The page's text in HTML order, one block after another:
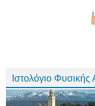
Ιστολόγιο